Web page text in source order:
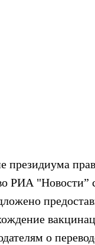
президиума
РИА "Новости”
о